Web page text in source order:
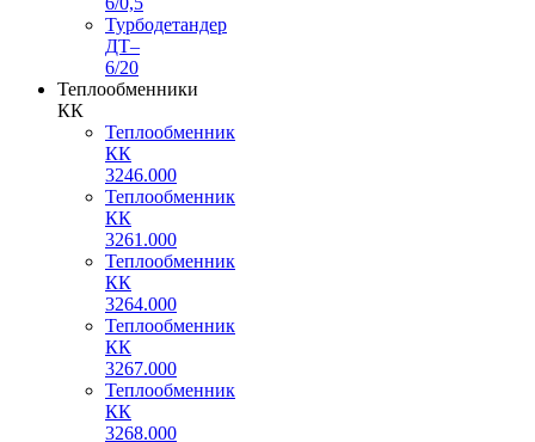
Турбодетандер
ДТ–
6/20
Теплообменники
КК
Теплообменник
КК
3246.000
Теплообменник
КК
3261.000
Теплообменник
КК
3264.000
Теплообменник
КК
3267.000
Теплообменник
КК
3268.000